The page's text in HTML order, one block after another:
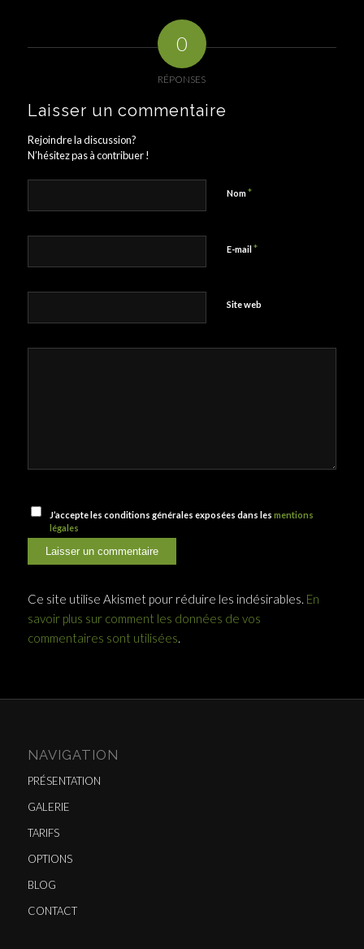
0
RÉPONSES
Laisser un commentaire
Rejoindre la discussion?
N’hésitez pas à contribuer !
Nom*
E-mail *
Site web
J’accepte les conditions générales exposées dans lesmentions
légales
Ce site utilise Akismet pour réduire les indésirables. En
savoir plus sur comment les données de vos
commentaires sont utilisées.
NAVIGATION
PRÉSENTATION
GALERIE
TARIFS
OPTIONS
BLOG
CONTACT